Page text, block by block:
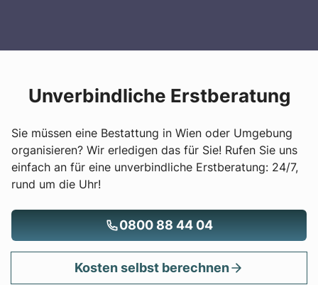
Unverbindliche Erstberatung
Sie müssen eine Bestattung in Wien oder Umgebung
organisieren? Wir erledigen das für Sie! Rufen Sie uns
einfach an für eine unverbindliche Erstberatung: 24/7,
rund um die Uhr!
0800 88 44 04
Kosten selbst berechnen